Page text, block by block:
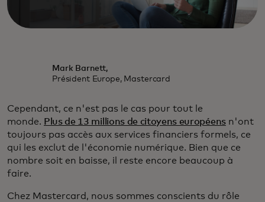
Mark Barnett,
Président Europe, Mastercard
Cependant, ce n'est pas le cas pour tout le
monde. Plus de 13 millions de citoyens européensn'ont
toujours pas accès aux services financiers formels, ce
qui les exclut de l'économie numérique. Bien que ce
nombre soit en baisse, il reste encore beaucoup à
faire.
Chez Mastercard, nous sommes conscients du rôle